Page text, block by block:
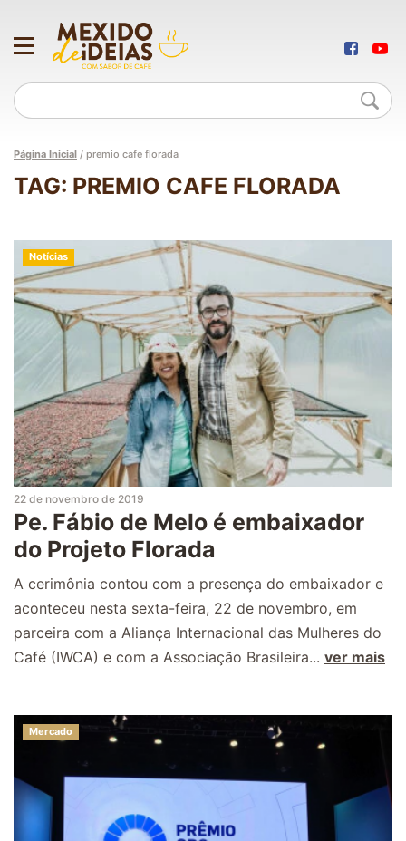
Página Inicial / premio cafe florada
TAG: PREMIO CAFE FLORADA
Notícias
22 de novembro de 2019
Pe. Fábio de Melo é embaixador
do Projeto Florada
A cerimônia contou com a presença do embaixador e
aconteceu nesta sexta-feira, 22 de novembro, em
parceira com a Aliança Internacional das Mulheres do
Café (IWCA) e com a Associação Brasileira... ver mais
Mercado